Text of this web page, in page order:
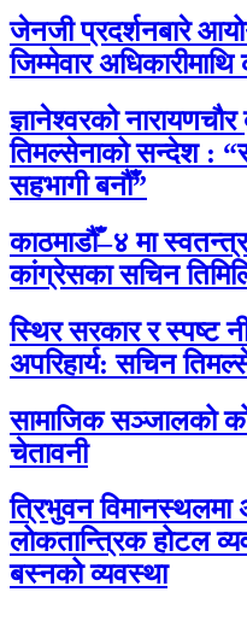
जेनजी प्रदर्शनबारे
जिम्मेवार अधिकारीमाथि
ज्ञानेश्वरको
तिमल्सेनाको सन्देश :
सहभागी बनौँ”
काठमाडौँ–४ मा स्वतन्त्र
कांग्रेसका सचिन
स्थिर सरकार र स्पष्ट
अपरिहार्य: सचिन
सामाजिक सञ्जालको
चेतावनी
त्रिभुवन
लोकतान्त्रिक होटल
बस्नको व्यवस्था